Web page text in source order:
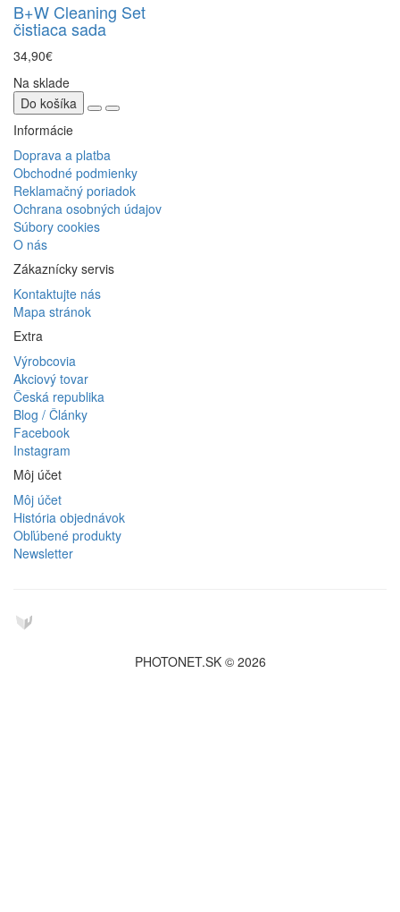
B+W Cleaning Set
čistiaca sada
34,90€
Na sklade
Do košíka
Informácie
Doprava a platba
Obchodné podmienky
Reklamačný poriadok
Ochrana osobných údajov
Súbory cookies
O nás
Zákaznícky servis
Kontaktujte nás
Mapa stránok
Extra
Výrobcovia
Akciový tovar
Česká republika
Blog / Články
Facebook
Instagram
Môj účet
Môj účet
História objednávok
Obľúbené produkty
Newsletter
PHOTONET.SK © 2026